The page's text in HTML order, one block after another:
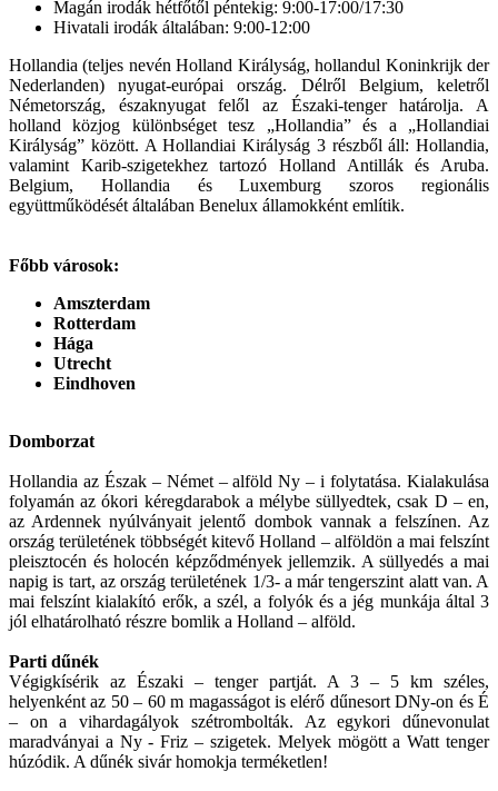
Magán irodák hétfőtől péntekig: 9:00-17:00/17:30
Hivatali irodák általában: 9:00-12:00
Hollandia (teljes nevén Holland Királyság, hollandul Koninkrijk der
Nederlanden) nyugat-európai ország. Délről Belgium, keletről
Németország, északnyugat felől az Északi-tenger határolja. A
holland közjog különbséget tesz „Hollandia” és a „Hollandiai
Királyság” között. A Hollandiai Királyság 3 részből áll: Hollandia,
valamint Karib-szigetekhez tartozó Holland Antillák és Aruba.
Belgium, Hollandia és Luxemburg szoros regionális
együttműködését általában Benelux államokként említik.
Főbb városok:
Amszterdam
Rotterdam
Hága
Utrecht
Eindhoven
Domborzat
Hollandia az Észak – Német – alföld Ny – i folytatása. Kialakulása
folyamán az ókori kéregdarabok a mélybe süllyedtek, csak D – en,
az Ardennek nyúlványait jelentő dombok vannak a felszínen. Az
ország területének többségét kitevő Holland – alföldön a mai felszínt
pleisztocén és holocén képződmények jellemzik. A süllyedés a mai
napig is tart, az ország területének 1/3- a már tengerszint alatt van. A
mai felszínt kialakító erők, a szél, a folyók és a jég munkája által 3
jól elhatárolható részre bomlik a Holland – alföld.
Parti dűnék
Végigkísérik az Északi – tenger partját. A 3 – 5 km széles,
helyenként az 50 – 60 m magasságot is elérő dűnesort DNy-on és É
– on a vihardagályok szétrombolták. Az egykori dűnevonulat
maradványai a Ny - Friz – szigetek. Melyek mögött a Watt tenger
húzódik. A dűnék sivár homokja terméketlen!